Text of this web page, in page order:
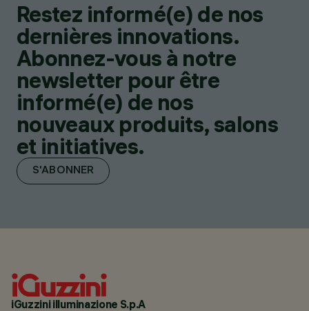
Restez informé(e) de nos
dernières innovations.
Abonnez-vous à notre
newsletter pour être
informé(e) de nos
nouveaux produits, salons
et initiatives.
S'ABONNER
iGuzzini illuminazione S.p.A